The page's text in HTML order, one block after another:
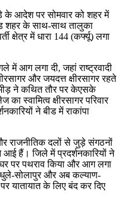
के आदेश पर सोमवार को शहर में
शहर के साथ-साथ तालुका
क्षेत्र में धारा 144 (कर्फ्यू) लगा
में आग लगा दी, जहां राष्ट्रवादी
और जयदत्त क्षीरसागर रहते
ने कथित तौर पर केएसके
स्वामित्व क्षीरसागर परिवार
ने बीड में राकांपा
और राजनीतिक दलों से जुड़े संगठनों
हैं। जिले में प्रदर्शनकारियों ने
पर पथराव किया और आग लगा
सोलापुर और अब कल्याण-
पर यातायात के लिए बंद कर दिए